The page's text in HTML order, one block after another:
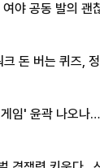
야 공동 발의 괜
돈 버는 퀴즈,
임' 윤곽 나오나